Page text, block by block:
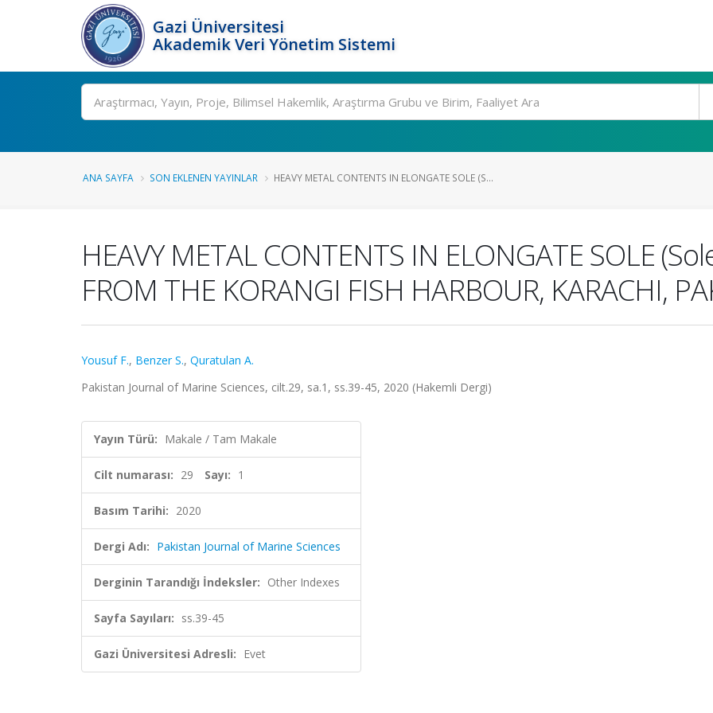
Gazi Üniversitesi
Akademik Veri Yönetim Sistemi
Ara
ANA SAYFA SON EKLENEN YAYINLAR HEAVY METAL CONTENTS IN ELONGATE SOLE (S...
HEAVY METAL CONTENTS IN ELONGATE SOLE
FROM THE KORANGI FISH HARBOUR, KARACHI,
Yousuf F., Benzer S., Quratulan A.
Pakistan Journal of Marine Sciences, cilt.29, sa.1, ss.39-45, 2020 (Hakemli Dergi)
Yayın Türü: Makale / Tam Makale
Cilt numarası: 29 Sayı: 1
Basım Tarihi: 2020
Dergi Adı: Pakistan Journal of Marine Sciences
Derginin Tarandığı İndeksler: Other Indexes
Sayfa Sayıları: ss.39-45
Gazi Üniversitesi Adresli: Evet